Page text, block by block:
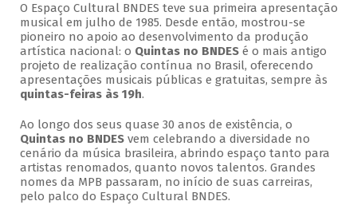
O Espaço Cultural BNDES teve sua primeira apresentação
musical em julho de 1985. Desde então, mostrou-se
pioneiro no apoio ao desenvolvimento da produção
artística nacional: o Quintas no BNDESé o mais antigo
projeto de realização contínua no Brasil, oferecendo
apresentações musicais públicas e gratuitas, sempre às
quintas-feiras às 19h.
Ao longo dos seus quase 30 anos de existência, o
Quintas no BNDESvem celebrando a diversidade no
cenário da música brasileira, abrindo espaço tanto para
artistas renomados, quanto novos talentos. Grandes
nomes da MPB passaram, no início de suas carreiras,
pelo palco do Espaço Cultural BNDES.